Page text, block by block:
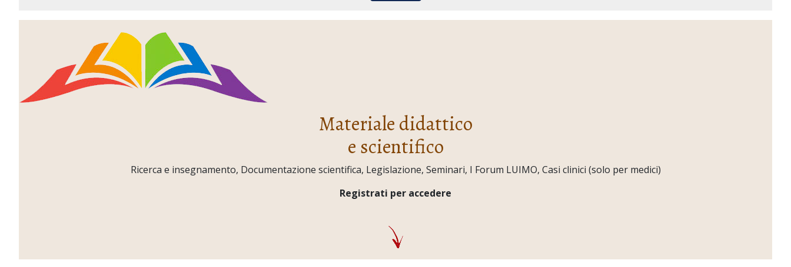
Materiale didattico
e scientifico
Ricerca e insegnamento, Documentazione scientifica, Legislazione, Seminari, I Forum LUIMO, Casi clinici (solo per medici)
Registrati per accedere